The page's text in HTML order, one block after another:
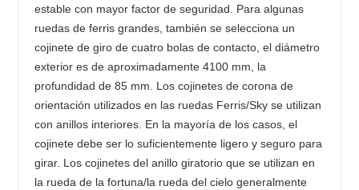
estable con mayor factor de seguridad. Para algunas
ruedas de ferris grandes, también se selecciona un
cojinete de giro de cuatro bolas de contacto, el diámetro
exterior es de aproximadamente 4100 mm, la
profundidad de 85 mm. Los cojinetes de corona de
orientación utilizados en las ruedas Ferris/Sky se utilizan
con anillos interiores. En la mayoría de los casos, el
cojinete debe ser lo suficientemente ligero y seguro para
girar. Los cojinetes del anillo giratorio que se utilizan en
la rueda de la fortuna/la rueda del cielo generalmente